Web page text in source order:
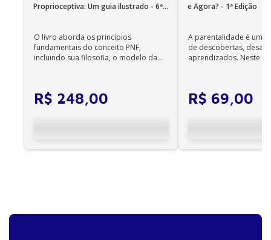
realizado no Brasil pelo Sebrae.
Proprioceptiva: Um guia ilustrado - 6ª
O livro aborda os princípios
fundamentais do conceito PNF,
incluindo sua filosofia, o modelo da
R$ 248,00
e Agora? - 1ª Edição
A parentalidade é uma
de descobertas,
aprendizados. Neste
R$ 69,00